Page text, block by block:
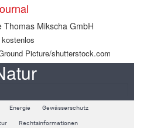
Thomas Mikscha GmbH
Picture/shutterstock.com
Energie Gewässerschutz
Rechtsinformationen